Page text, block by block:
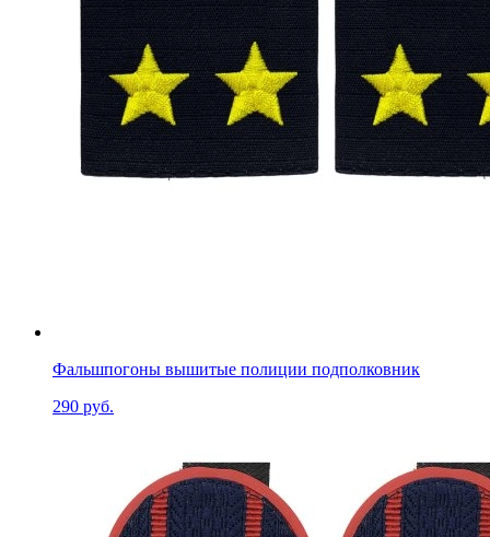
Фальшпогоны вышитые полиции подполковник
290 руб.